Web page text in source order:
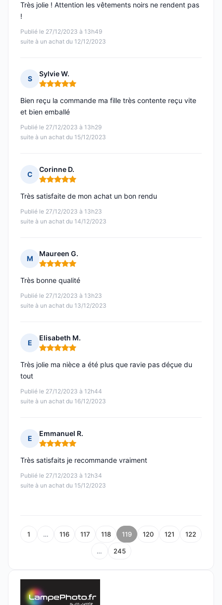
Publié le 27/12/2023 à 13h49
suite à un achat du 12/12/2023
Très jolie ! Attention les vêtements noirs ne rendent pas
!
S
Sylvie W.
Note : 5 sur 5
Publié le 27/12/2023 à 13h29
suite à un achat du 15/12/2023
Bien reçu la commande ma fille très contente reçu vite
et bien emballé
C
Corinne D.
Note : 5 sur 5
Publié le 27/12/2023 à 13h23
suite à un achat du 14/12/2023
Très satisfaite de mon achat un bon rendu
M
Maureen G.
Note : 5 sur 5
Publié le 27/12/2023 à 13h23
suite à un achat du 13/12/2023
Très bonne qualité
E
Elisabeth M.
Note : 5 sur 5
Publié le 27/12/2023 à 12h44
suite à un achat du 16/12/2023
Très jolie ma nièce a été plus que ravie pas déçue du
tout
E
Emmanuel R.
Note : 5 sur 5
Publié le 27/12/2023 à 12h34
suite à un achat du 15/12/2023
Très satisfaits je recommande vraiment
1 … 116 117 118 119 120 121 122
… 245